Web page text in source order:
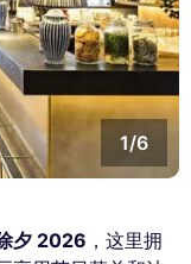
1/6
夕 2026 ，这里拥